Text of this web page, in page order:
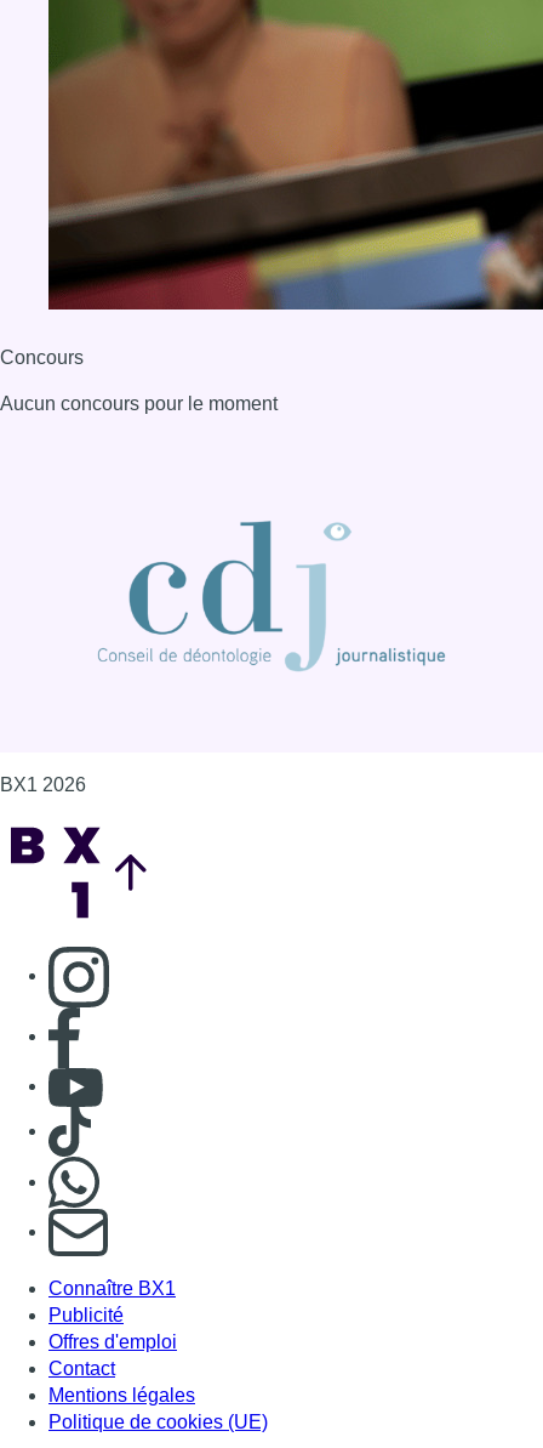
Concours
Aucun concours pour le moment
BX1 2026
Consulter page Instagram
Consulter page Facebook
Consulter Youtube
Consulter TikTok
S'abonner à notre newsletter
Connaître BX1
Publicité
Offres d'emploi
Contact
Mentions légales
Politique de cookies (UE)